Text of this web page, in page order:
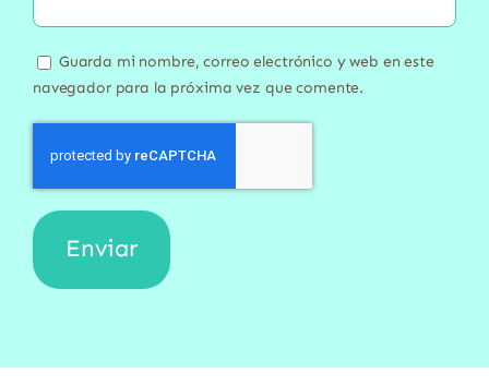
Guarda mi nombre, correo electrónico y web en este
navegador para la próxima vez que comente.